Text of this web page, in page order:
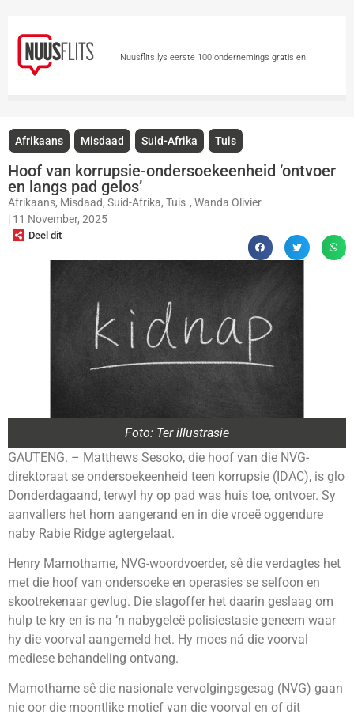
Nuusflits lys eerste 100 ondernemings gratis en
Augustus teen MPV ingeënt
die helfte van eNCA se personeel moontlik deur afleggings
Vermiste kind by skool opgespoor – in
ander pleegsorg geplaas
Afrikaans Misdaad Suid-Afrika Tuis
Hoof van korrupsie-ondersoekeenheid ‘ontvoer
en langs pad gelos’
Afrikaans, Misdaad, Suid-Afrika, Tuis , Wanda Olivier
| 11 November, 2025
Deel dit
Foto: Ter illustrasie
GAUTENG. – Matthews Sesoko, die hoof van die NVG-
direktoraat se ondersoekeenheid teen korrupsie (IDAC), is glo
Donderdagaand, terwyl hy op pad was huis toe, ontvoer. Sy
aanvallers het hom aangerand en in die vroeë oggendure
naby Rabie Ridge agtergelaat.
Henry Mamothame, NVG-woordvoerder, sê die verdagtes het
met die hoof van ondersoeke en operasies se selfoon en
skootrekenaar gevlug. Die slagoffer het daarin geslaag om
hulp te kry en is na ’n nabygeleë polisiestasie geneem waar
hy die voorval aangemeld het. Hy moes ná die voorval
mediese behandeling ontvang.
Mamothame sê die nasionale vervolgingsgesag (NVG) gaan
nie oor die moontlike motief van die voorval en of dit